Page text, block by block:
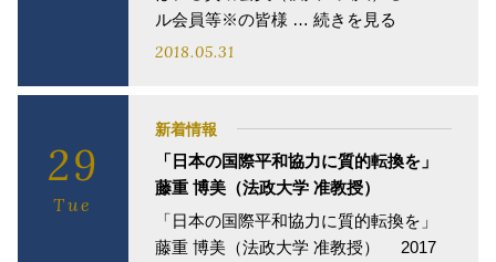
ル会員等※の皆様 … 続きを見る
2018.05.31
29
Tue
新着情報
「日本の国際平和協力に質的転換を」
藤重 博美（法政大学 准教授）
「日本の国際平和協力に質的転換を」
藤重 博美（法政大学 准教授） 2017